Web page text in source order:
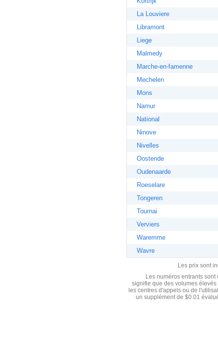
La Louviere
Libramont
Liege
Malmedy
Marche-en-famenne
Mechelen
Mons
Namur
National
Ninove
Nivelles
Oostende
Oudenaarde
Roeselare
Tongeren
Tournai
Verviers
Waremme
Wavre
Les prix sont
Les numéros entrants
signifie que des volumes
les centres d'appels ou de
un supplément de $0.01